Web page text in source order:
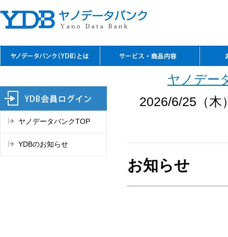
閲覧
電子
（
レファレンスサービス
YDBコピーサービス
デジタルコンテンツ
マー
オン
これ
市場
TSR
お問
（入
ご入
ご契
よく
ご案
ヤノデー
2026/6/25（木
お知らせ
ヤノデータバンクTOP
YDBのお知らせ